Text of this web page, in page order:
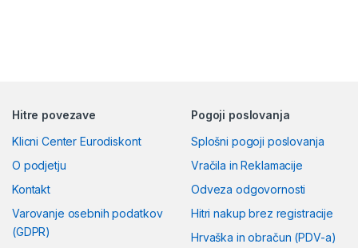
Hitre povezave
Klicni Center Eurodiskont
O podjetju
Kontakt
Varovanje osebnih podatkov
(GDPR)
Pogoji poslovanja
Splošni pogoji poslovanja
Vračila in Reklamacije
Odveza odgovornosti
Hitri nakup brez registracije
Hrvaška in obračun (PDV-a)